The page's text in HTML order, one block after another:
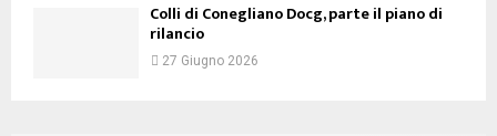
Colli di Conegliano Docg, parte il piano di
rilancio
27 Giugno 2026